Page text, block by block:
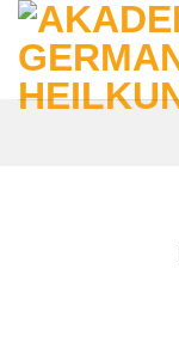
Zum
Inhalt
springen